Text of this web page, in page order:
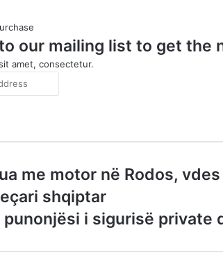
our mailing list to get the
amet, consectetur.
me motor në Rodos,
shqiptar
punonjësi i sigurisë private